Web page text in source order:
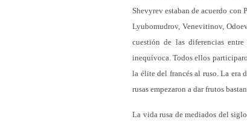
Shevyrev estaban de acuerdo con
Lyubomudrov, Venevitinov,
cuestión de las diferencias
inequívoca. Todos ellos
la élite del francés al ruso. La
rusas empezaron a dar frutos
La vida rusa de mediados del